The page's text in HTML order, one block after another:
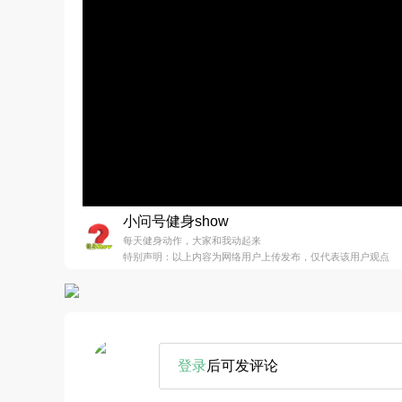
小问号健身show
每天健身动作，大家和我动起来
特别声明：以上内容为网络用户上传发布，仅代表该用户观点
登录后可发评论